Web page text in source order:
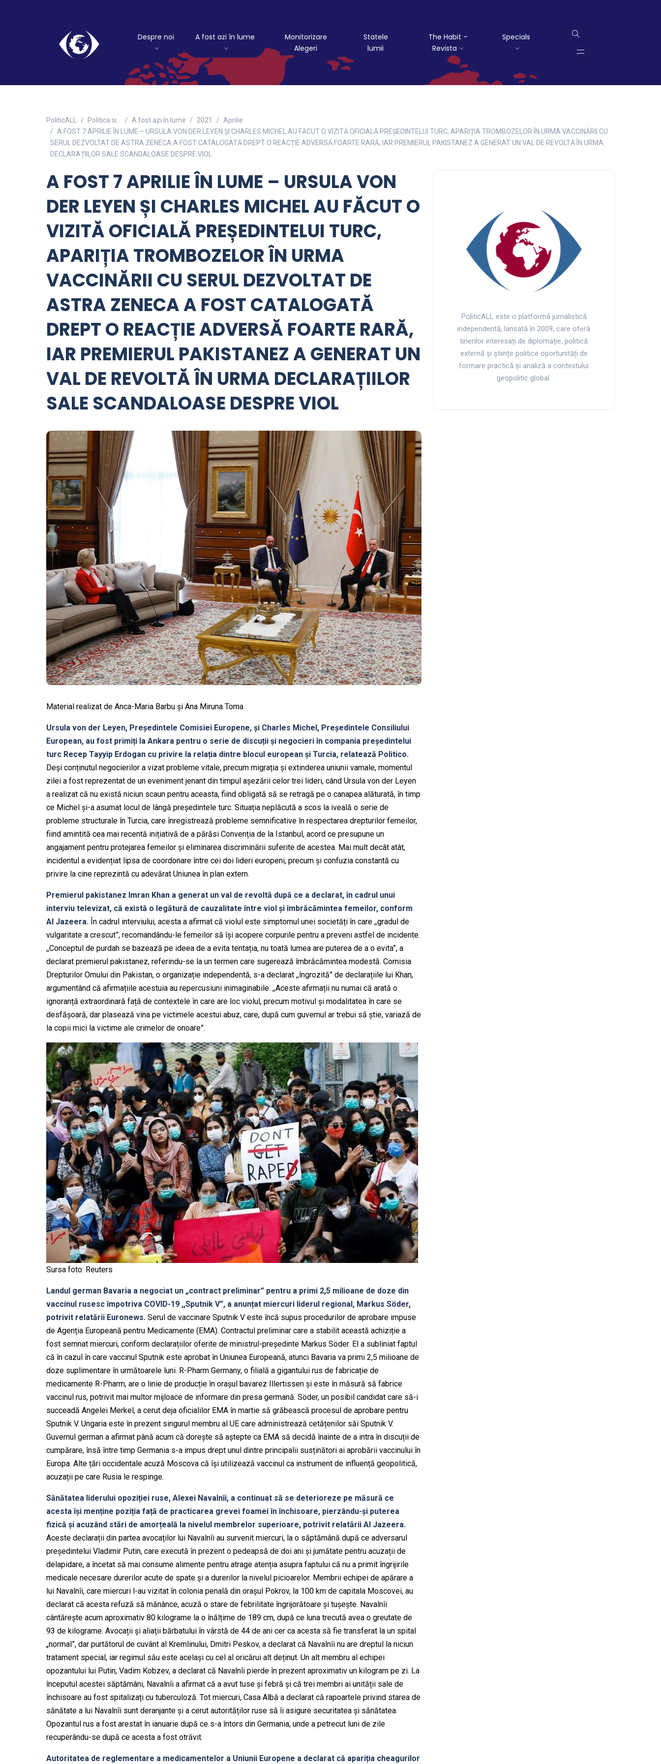
Despre noi A fost azi în lume
Monitorizare
Alegeri
Statele
lumii
The Habit –
Revista
Specials
PoliticALL Politica si… A fost azi în lume 2021
Aprilie
A FOST 7 APRILIE ÎN LUME – URSULA VON DER LEYEN ȘI CHARLES MICHEL AU FĂCUT O VIZITĂ OFICIALĂ PREȘEDINTELUI TURC, APARIȚIA TROMBOZELOR ÎN URMA VACCINĂRII CU
SERUL DEZVOLTAT DE ASTRA ZENECA A FOST CATALOGATĂ DREPT O REACȚIE ADVERSĂ FOARTE RARĂ, IAR PREMIERUL PAKISTANEZ A GENERAT UN VAL DE REVOLTĂ ÎN URMA
DECLARAȚIILOR SALE SCANDALOASE DESPRE VIOL
A FOST 7 APRILIE ÎN LUME – URSULA VON
DER LEYEN ȘI CHARLES MICHEL AU FĂCUT O
VIZITĂ OFICIALĂ PREȘEDINTELUI TURC,
APARIȚIA TROMBOZELOR ÎN URMA
VACCINĂRII CU SERUL DEZVOLTAT DE
ASTRA ZENECA A FOST CATALOGATĂ
DREPT O REACȚIE ADVERSĂ FOARTE RARĂ,
IAR PREMIERUL PAKISTANEZ A GENERAT UN
VAL DE REVOLTĂ ÎN URMA DECLARAȚIILOR
SALE SCANDALOASE DESPRE VIOL
Material realizat de Anca-Maria Barbu și Ana Miruna Toma
Ursula von der Leyen, Președintele Comisiei Europene, și Charles Michel, Președintele Consiliului
European, au fost primiți la Ankara pentru o serie de discuții și negocieri în compania președintelui
turc Recep Tayyip Erdogan cu privire la relația dintre blocul european și Turcia, relatează Politico.
Deși conținutul negocierilor a vizat probleme vitale, precum migrația și extinderea uniunii vamale, momentul
zilei a fost reprezentat de un eveniment jenant din timpul așezării celor trei lideri, când Ursula von der Leyen
a realizat că nu există niciun scaun pentru aceasta, fiind obligată să se retragă pe o canapea alăturată, în timp
ce Michel și-a asumat locul de lângă președintele turc. Situația neplăcută a scos la iveală o serie de
probleme structurale în Turcia, care înregistrează probleme semnificative în respectarea drepturilor femeilor,
fiind amintită cea mai recentă inițiativă de a părăsi Convenția de la Istanbul, acord ce presupune un
angajament pentru protejarea femeilor și eliminarea discriminării suferite de acestea. Mai mult decât atât,
incidentul a evidențiat lipsa de coordonare între cei doi lideri europeni, precum și confuzia constantă cu
privire la cine reprezintă cu adevărat Uniunea în plan extern.
Premierul pakistanez Imran Khan a generat un val de revoltă după ce a declarat, în cadrul unui
interviu televizat, că există o legătură de cauzalitate între viol și îmbrăcămintea femeilor, conform
Al Jazeera. În cadrul interviului, acesta a afirmat că violul este simptomul unei societăți în care ,,gradul de
vulgaritate a crescut”, recomandându-le femeilor să își acopere corpurile pentru a preveni astfel de incidente.
,,Conceptul de purdah se bazează pe ideea de a evita tentația, nu toată lumea are puterea de a o evita”, a
declarat premierul pakistanez, referindu-se la un termen care sugerează îmbrăcămintea modestă. Comisia
Drepturilor Omului din Pakistan, o organizație independentă, s-a declarat ,,îngrozită” de declarațiile lui Khan,
argumentând că afirmațiile acestuia au repercusiuni inimaginabile: ,,Aceste afirmații nu numai că arată o
ignoranță extraordinară față de contextele în care are loc violul, precum motivul și modalitatea în care se
desfășoară, dar plasează vina pe victimele acestui abuz, care, după cum guvernul ar trebui să știe, variază de
la copii mici la victime ale crimelor de onoare”.
Sursa foto: Reuters
Landul german Bavaria a negociat un „contract preliminar” pentru a primi 2,5 milioane de doze din
vaccinul rusesc împotriva COVID-19 ,,Sputnik V”, a anunțat miercuri liderul regional, Markus Söder,
potrivit relatării Euronews. Serul de vaccinare Sputnik V este încă supus procedurilor de aprobare impuse
de Agenția Europeană pentru Medicamente (EMA). Contractul preliminar care a stabilit această achiziție a
fost semnat miercuri, conform declarațiilor oferite de ministrul-președinte Markus Söder. El a subliniat faptul
că în cazul în care vaccinul Sputnik este aprobat în Uniunea Europeană, atunci Bavaria va primi 2,5 milioane de
doze suplimentare în următoarele luni. R-Pharm Germany, o filială a gigantului rus de fabricație de
medicamente R-Pharm, are o linie de producție în orașul bavarez Illertissen și este în măsură să fabrice
vaccinul rus, potrivit mai multor mijloace de informare din presa germană. Söder, un posibil candidat care să-i
succeadă Angelei Merkel, a cerut deja oficialilor EMA în martie să grăbească procesul de aprobare pentru
Sputnik V. Ungaria este în prezent singurul membru al UE care administrează cetățenilor săi Sputnik V.
Guvernul german a afirmat până acum că dorește să aștepte ca EMA să decidă înainte de a intra în discuții de
cumpărare, însă între timp Germania s-a impus drept unul dintre principalii susținători ai aprobării vaccinului în
Europa. Alte țări occidentale acuză Moscova că își utilizează vaccinul ca instrument de influență geopolitică,
acuzații pe care Rusia le respinge.
Sănătatea liderului opoziției ruse, Alexei Navalnîi, a continuat să se deterioreze pe măsură ce
acesta își menține poziția față de practicarea grevei foamei în închisoare, pierzându-și puterea
fizică și acuzând stări de amorțeală la nivelul membrelor superioare, potrivit relatării Al Jazeera.
Aceste declarații din partea avocaților lui Navalnîi au survenit miercuri, la o săptămână după ce adversarul
președintelui Vladimir Putin, care execută în prezent o pedeapsă de doi ani și jumătate pentru acuzații de
delapidare, a încetat să mai consume alimente pentru atrage atenția asupra faptului că nu a primit îngrijirile
medicale necesare durerilor acute de spate și a durerilor la nivelul picioarelor. Membrii echipei de apărare a
lui Navalnîi, care miercuri l-au vizitat în colonia penală din orașul Pokrov, la 100 km de capitala Moscovei, au
declarat că acesta refuză să mănânce, acuză o stare de febrilitate îngrijorătoare și tușește. Navalnîi
cântărește acum aproximativ 80 kilograme la o înălțime de 189 cm, după ce luna trecută avea o greutate de
93 de kilograme. Avocații și aliații bărbatului în vârstă de 44 de ani cer ca acesta să fie transferat la un spital
„normal”, dar purtătorul de cuvânt al Kremlinului, Dmitri Peskov, a declarat că Navalnîi nu are dreptul la niciun
tratament special, iar regimul său este același cu cel al oricărui alt deținut. Un alt membru al echipei
opozantului lui Putin, Vadim Kobzev, a declarat că Navalnîi pierde în prezent aproximativ un kilogram pe zi. La
începutul acestei săptămâni, Navalnîi a afirmat că a avut tuse și febră și că trei membri ai unității sale de
închisoare au fost spitalizați cu tuberculoză. Tot miercuri, Casa Albă a declarat că rapoartele privind starea de
sănătate a lui Navalnîi sunt deranjante și a cerut autorităților ruse să îi asigure securitatea și sănătatea.
Opozantul rus a fost arestat în ianuarie după ce s-a întors din Germania, unde a petrecut luni de zile
recuperându-se după ce acesta a fost otrăvit.
Autoritatea de reglementare a medicamentelor a Uniunii Europene a declarat că apariția cheagurilor
PoliticALL este o platformă jurnalistică
independentă, lansată în 2009, care oferă
tinerilor interesați de diplomație, politică
externă și științe politice oportunități de
formare practică și analiză a contextului
geopolitic global.